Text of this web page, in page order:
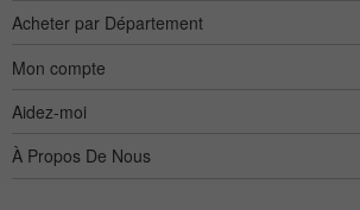
Acheter par Département
Mon compte
Aidez-moi
À Propos De Nous